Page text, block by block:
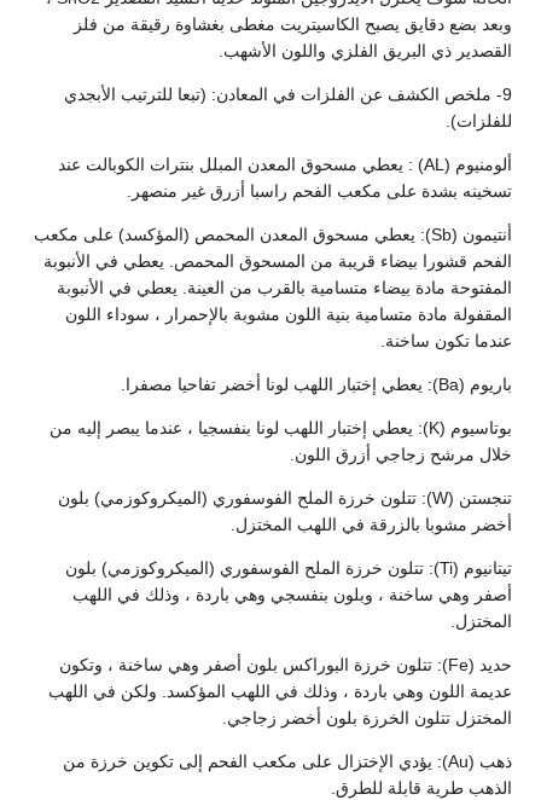
وبعد بضع دقايق يصبح الكاسيتريت مغطى بغشاوة رقيقة من فلز
القصدير ذي البريق الفلزي واللون الأشهب.
9- ملخص الكشف عن الفلزات في المعادن: (تبعا للترتيب الأبجدي
للفلزات).
ألومنيوم (AL) : يعطي مسحوق المعدن المبلل بنترات الكوبالت عند
تسخينه بشدة على مكعب الفحم راسبا أزرق غير منصهر.
أنتيمون (Sb): يعطي مسحوق المعدن المحمص (المؤكسد) على مكعب
الفحم قشورا بيضاء قريبة من المسحوق المحمص. يعطي في الأنبوبة
المفتوحة مادة بيضاء متسامية بالقرب من العينة. يعطي في الأنبوبة
المقفولة مادة متسامية بنية اللون مشوبة بالإحمرار ، سوداء اللون
عندما تكون ساخنة.
باريوم (Ba): يعطي إختبار اللهب لونا أخضر تفاحيا مصفرا.
بوتاسيوم (K): يعطي إختبار اللهب لونا بنفسجيا ، عندما يبصر إليه من
خلال مرشح زجاجي أزرق اللون.
تنجستن (W): تتلون خرزة الملح الفوسفوري (الميكروكوزمي) بلون
أخضر مشوبا بالزرقة في اللهب المختزل.
تيتانيوم (Ti): تتلون خرزة الملح الفوسفوري (الميكروكوزمي) بلون
أصفر وهي ساخنة ، وبلون بنفسجي وهي باردة ، وذلك في اللهب
المختزل.
حديد (Fe): تتلون خرزة البوراكس بلون أصفر وهي ساخنة ، وتكون
عديمة اللون وهي باردة ، وذلك في اللهب المؤكسد. ولكن في اللهب
المختزل تتلون الخرزة بلون أخضر زجاجي.
ذهب (Au): يؤدي الإختزال على مكعب الفحم إلى تكوين خرزة من
الذهب طرية قابلة للطرق.